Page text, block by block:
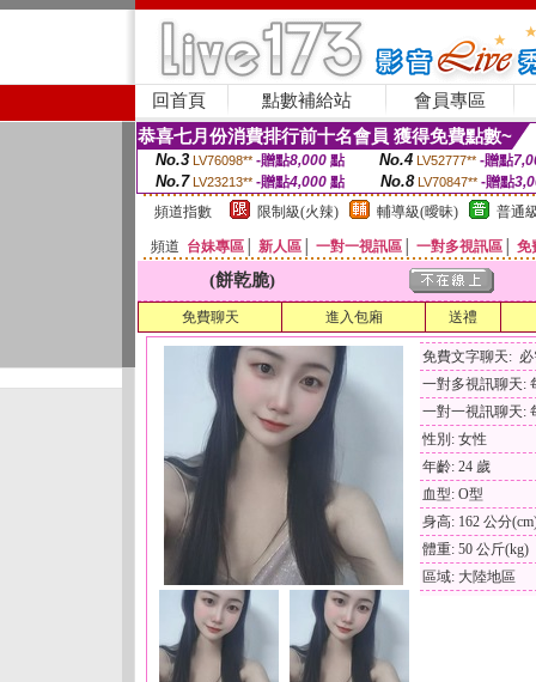
回首頁 點數補給站 會員專區
恭喜七月份消費排行前十名會員 獲得免費點數~
No.3 LV76098** -贈點8,000點 No.4 LV52777** -贈點
No.7 LV23213** -贈點4,000 點 No.8 LV70847** -贈點
頻道指數
限制級(火辣) 輔導級(曖昧) 普通
頻道 台妹專區 新人區 一對一視訊區 一對多視訊區 免
(餅乾脆)
免費聊天 進入包廂 送禮
免費文字聊天:
一對多視訊聊天:
一對一視訊聊天:
性別: 女性
年齡: 24 歲
血型: O型
身高: 162 公分
體重: 50 公斤(kg)
區域: 大陸地區